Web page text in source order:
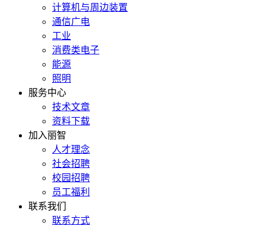
计算机与周边装置
通信广电
工业
消费类电子
能源
照明
服务中心
技术文章
资料下载
加入丽智
人才理念
社会招聘
校园招聘
员工福利
联系我们
联系方式